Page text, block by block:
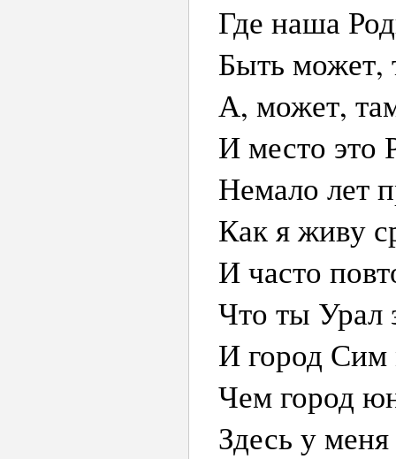
Где наша
Быть может,
А, может,
И место это
Немало лет
Как я живу
И часто
Что ты Урал
И город Сим
Чем город
Здесь у